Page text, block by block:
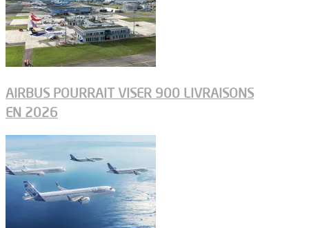
AIRBUS POURRAIT VISER 900 LIVRAISONS
EN 2026